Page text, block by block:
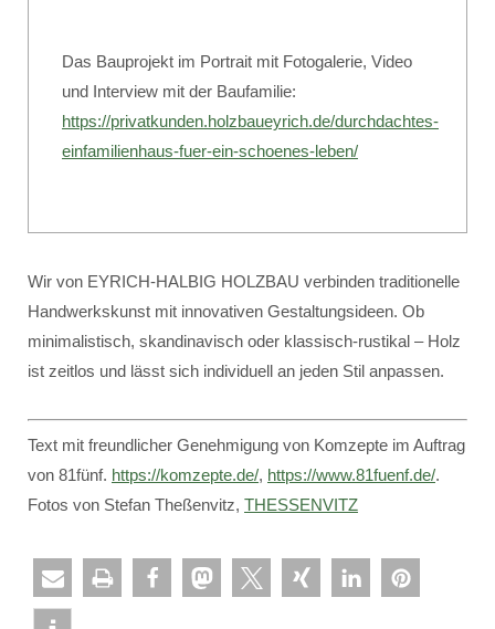
Das Bauprojekt im Portrait mit Fotogalerie, Video
und Interview mit der Baufamilie:
https://privatkunden.holzbaueyrich.de/durchdachtes-
einfamilienhaus-fuer-ein-schoenes-leben/
Wir von EYRICH-HALBIG HOLZBAU verbinden traditionelle
Handwerkskunst mit innovativen Gestaltungsideen. Ob
minimalistisch, skandinavisch oder klassisch-rustikal – Holz
ist zeitlos und lässt sich individuell an jeden Stil anpassen.
Text mit freundlicher Genehmigung von Komzepte im Auftrag
von 81fünf. https://komzepte.de/, https://www.81fuenf.de/.
Fotos von Stefan Theßenvitz, THESSENVITZ